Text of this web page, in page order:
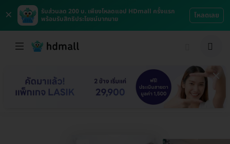
×
รับส่วนลด 200 บ. เพียงโหลดแอป HDmall ครั้งแรก
พร้อมรับสิทธิประโยชน์มากมาย
โหลดเลย